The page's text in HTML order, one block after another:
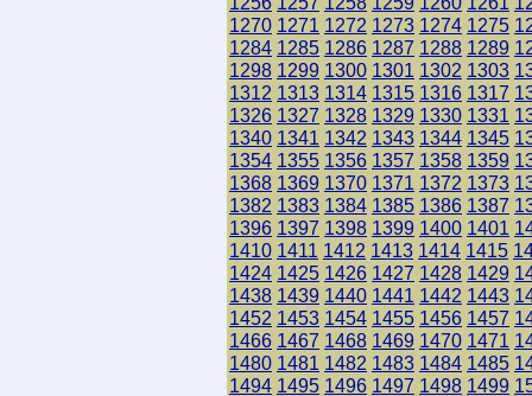
1270 1271 1272 1273 1274 1275
1284 1285 1286 1287 1288 1289
1298 1299 1300 1301 1302 1303
1312 1313 1314 1315 1316 1317
1326 1327 1328 1329 1330 1331
1340 1341 1342 1343 1344 1345
1354 1355 1356 1357 1358 1359
1368 1369 1370 1371 1372 1373
1382 1383 1384 1385 1386 1387
1396 1397 1398 1399 1400 1401
1410 1411 1412 1413 1414 1415
1424 1425 1426 1427 1428 1429
1438 1439 1440 1441 1442 1443
1452 1453 1454 1455 1456 1457
1466 1467 1468 1469 1470 1471
1480 1481 1482 1483 1484 1485
1494 1495 1496 1497 1498 1499